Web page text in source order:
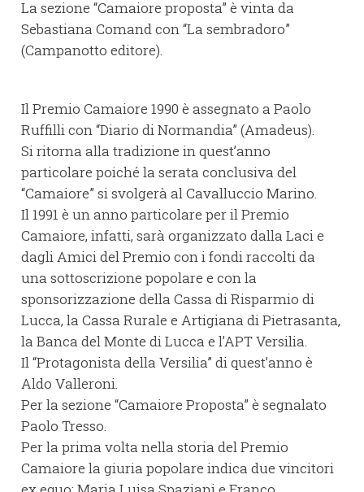
La sezione “Camaiore proposta” è vinta da
Sebastiana Comand con “La sembradoro”
(Campanotto editore).
Il Premio Camaiore 1990 è assegnato a Paolo
Ruffilli con “Diario di Normandia” (Amadeus).
Si ritorna alla tradizione in quest’anno
particolare poiché la serata conclusiva del
“Camaiore” si svolgerà al Cavalluccio Marino.
Il 1991 è un anno particolare per il Premio
Camaiore, infatti, sarà organizzato dalla Laci e
dagli Amici del Premio con i fondi raccolti da
una sottoscrizione popolare e con la
sponsorizzazione della Cassa di Risparmio di
Lucca, la Cassa Rurale e Artigiana di Pietrasanta,
la Banca del Monte di Lucca e l’APT Versilia.
Il “Protagonista della Versilia” di quest’anno è
Aldo Valleroni.
Per la sezione “Camaiore Proposta” è segnalato
Paolo Tresso.
Per la prima volta nella storia del Premio
Camaiore la giuria popolare indica due vincitori